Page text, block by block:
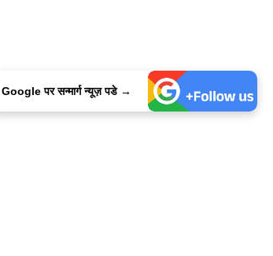
Google पर सन्मार्ग न्यूज़ पडे →